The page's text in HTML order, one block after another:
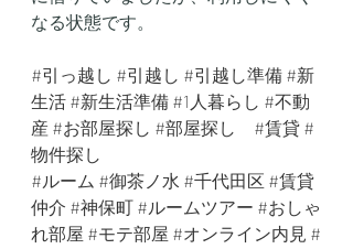
なる状態です。
#引っ越し #引越し #引越し準備 #新
生活 #新生活準備 #1人暮らし #不動
産 #お部屋探し #部屋探し #賃貸 #
物件探し
#ルーム #御茶ノ水 #千代田区 #賃貸
仲介 #神保町 #ルームツアー #おしゃ
れ部屋 #モテ部屋 #オンライン内見 #